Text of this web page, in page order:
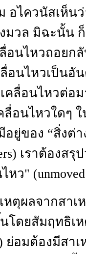
อไควนัสเห็น
มวล มิฉะนั้น
อนไหวถอยก
อนไหวเป็นอั
คลื่อนไหวต่อ
ลื่อนไหวใดๆ
อยู่ของ “สิ่งต่
เราต้องสรุ
ไหว" (
หตุผลจากสาเ
โดยสัมฤทธิเ
ย่อมต้องมีสา